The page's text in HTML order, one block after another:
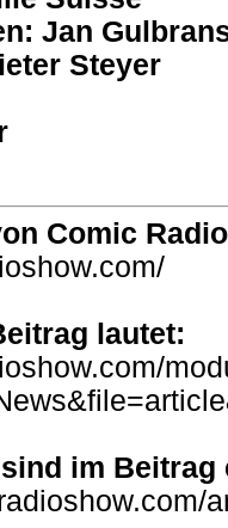
Jan
Steyer
Comic
lautet:
im Beitrag